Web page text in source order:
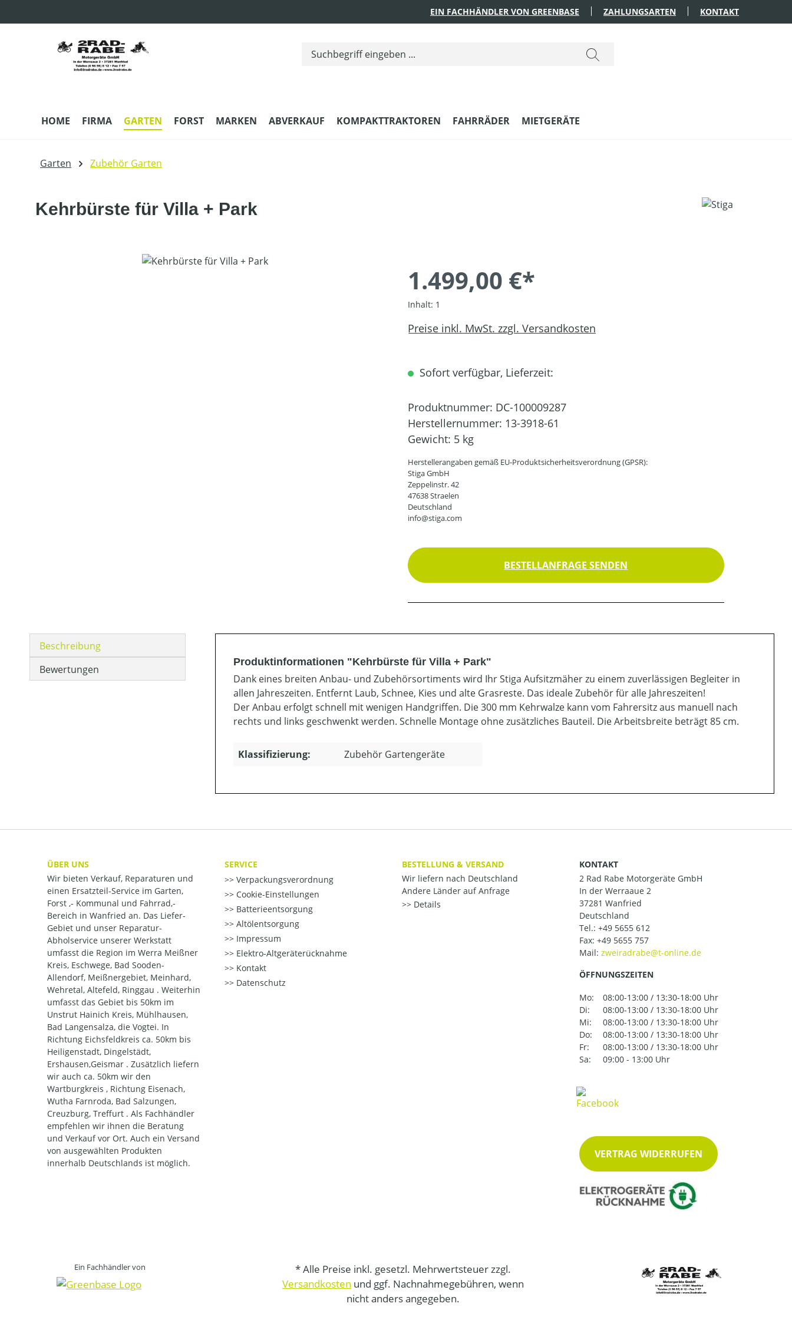
EIN FACHHÄNDLER VON GREENBASE ZAHLUNGSARTEN KONTAKT
HOME FIRMA GARTEN FORST MARKEN ABVERKAUF KOMPAKTTRAKTOREN FAHRRÄDER MIETGERÄTE
Garten Zubehör Garten
Kehrbürste für Villa + Park
Bildergalerie überspringen
1.499,00 €*
Inhalt: 1
Preise inkl. MwSt. zzgl. Versandkosten
Sofort verfügbar, Lieferzeit:
Produktnummer: DC-100009287
Herstellernummer: 13-3918-61
Gewicht: 5 kg
Herstellerangaben gemäß EU-Produktsicherheitsverordnung (GPSR):
Stiga GmbH
Zeppelinstr. 42
47638 Straelen
Deutschland
info@stiga.com
BESTELLANFRAGE SENDEN
Beschreibung
Bewertungen
Produktinformationen "Kehrbürste für Villa + Park"
Dank eines breiten Anbau- und Zubehörsortiments wird Ihr Stiga Aufsitzmäher zu einem zuverlässigen Begleiter in
allen Jahreszeiten. Entfernt Laub, Schnee, Kies und alte Grasreste. Das ideale Zubehör für alle Jahreszeiten!
Der Anbau erfolgt schnell mit wenigen Handgriffen. Die 300 mm Kehrwalze kann vom Fahrersitz aus manuell nach
rechts und links geschwenkt werden. Schnelle Montage ohne zusätzliches Bauteil. Die Arbeitsbreite beträgt 85 cm.
Klassifizierung: Zubehör Gartengeräte
ÜBER UNS
Wir bieten Verkauf, Reparaturen und
einen Ersatzteil-Service im Garten,
Forst ,- Kommunal und Fahrrad,-
Bereich in Wanfried an. Das Liefer-
Gebiet und unser Reparatur-
Abholservice unserer Werkstatt
umfasst die Region im Werra Meißner
Kreis, Eschwege, Bad Sooden-
Allendorf, Meißnergebiet, Meinhard,
Wehretal, Altefeld, Ringgau . Weiterhin
umfasst das Gebiet bis 50km im
Unstrut Hainich Kreis, Mühlhausen,
Bad Langensalza, die Vogtei. In
Richtung Eichsfeldkreis ca. 50km bis
Heiligenstadt, Dingelstädt,
Ershausen,Geismar . Zusätzlich liefern
wir auch ca. 50km wir den
Wartburgkreis , Richtung Eisenach,
Wutha Farnroda, Bad Salzungen,
Creuzburg, Treffurt . Als Fachhändler
empfehlen wir ihnen die Beratung
und Verkauf vor Ort. Auch ein Versand
von ausgewählten Produkten
innerhalb Deutschlands ist möglich.
SERVICE
Verpackungsverordnung
Cookie-Einstellungen
Batterieentsorgung
Altölentsorgung
Impressum
Elektro-Altgeräterücknahme
Kontakt
Datenschutz
BESTELLUNG & VERSAND
Wir liefern nach Deutschland
Andere Länder auf Anfrage
Details
KONTAKT
2 Rad Rabe Motorgeräte GmbH
In der Werraaue 2
37281 Wanfried
Deutschland
Tel.: +49 5655 612
Fax: +49 5655 757
Mail:
ÖFFNUNGSZEITEN
Mo:
08:00-13:00 / 13:30-18:00 Uhr
Di:
08:00-13:00 / 13:30-18:00 Uhr
Mi:
08:00-13:00 / 13:30-18:00 Uhr
Do:
08:00-13:00 / 13:30-18:00 Uhr
Fr:
08:00-13:00 / 13:30-18:00 Uhr
Sa:
09:00 - 13:00 Uhr
VERTRAG WIDERRUFEN
Ein Fachhändler von
* Alle Preise inkl. gesetzl. Mehrwertsteuer zzgl.
Versandkosten und ggf. Nachnahmegebühren, wenn
nicht anders angegeben.